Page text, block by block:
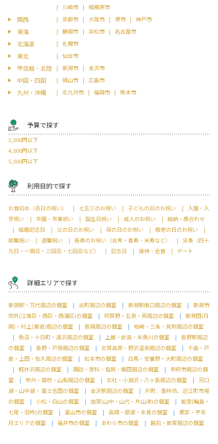
川崎市
相模原市
関西 京都市 大阪市 堺市 神戸市
東海 静岡市 浜松市 名古屋市
北海道 札幌市
東北 仙台市
甲信越・北陸 新潟市 金沢市
中国・四国 岡山市 広島市
九州・沖縄 北九州市 福岡市 熊本市
予算で探す
3,000円以下
4,000円以下
5,000円以下
利用目的で探す
お食初め（百日の祝い） 七五三のお祝い 子どもの日のお祝い
入園・入
学祝い
卒園・卒業祝い 誕生日祝い 成人のお祝い
結納・顔合わせ
結婚記念日
父の日のお祝い 母の日のお祝い
敬老の日のお祝い
就職祝い
退職祝い 長寿のお祝い（古希・喜寿・米寿など）
法事（四十
九日・一周忌・三回忌・七回忌など）
記念日 接待・会食 デート
詳細エリアで探す
新潟駅・万代周辺の個室 古町周辺の個室 新潟駅南口周辺の個室
新潟市
郊外(江南区・西区・西蒲区)の個室
阿賀野・五泉・燕周辺の個室
新発田(月
岡)・村上(瀬波)周辺の個室
長岡周辺の個室
柏崎・三条・見附周辺の個室
魚沼・十日町・湯沢周辺の個室
上越・妙高・糸魚川の個室
長野駅周辺
の個室
長野・戸隠周辺の個室 志賀高原・野沢温泉周辺の個室
千曲・戸
倉・上田・佐久周辺の個室
松本市の個室
白馬・安曇野・大町周辺の個室
軽井沢周辺の個室
諏訪・蓼科・塩尻・飯田周辺の個室
甲府市周辺の個
室
甲州・笛吹・山梨周辺の個室 北杜・小淵沢・八ヶ岳周辺の個室
河口
湖・山中湖・ 富士吉田の個室
金沢駅周辺の個室
片町、香林坊、近江町市場
の個室
小松・白山の個室 加賀(山中・山代・片山津)の個室
能登(輪島・
七尾・羽咋)の個室
富山市の個室 高岡・砺波・氷見の個室
黒部・宇奈
月エリアの個室
福井市の個室 あわら市の個室 越前・敦賀周辺の個室